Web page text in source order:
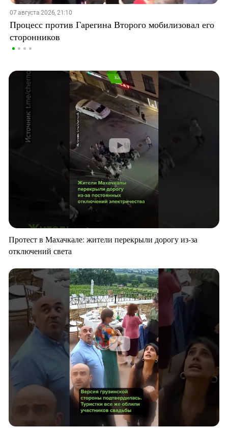
07 августа 2026, 21:10
Процесс против Гарегина Второго мобилизовал его
сторонников
Протест в Махачкале: жители перекрыли дорогу из-за
отключений света